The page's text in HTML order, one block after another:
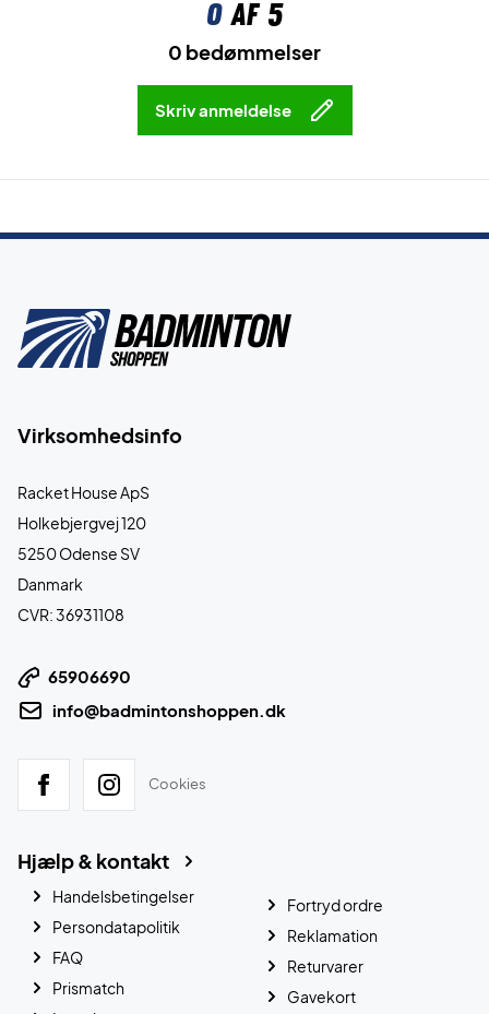
0af 5
0 bedømmelser
Skriv anmeldelse
Virksomhedsinfo
Racket House ApS
Holkebjergvej 120
5250 Odense SV
Danmark
CVR: 36931108
65906690
info@badmintonshoppen.dk
Cookies
Hjælp & kontakt
Handelsbetingelser
Persondatapolitik
FAQ
Prismatch
Fortryd ordre
Reklamation
Returvarer
Gavekort